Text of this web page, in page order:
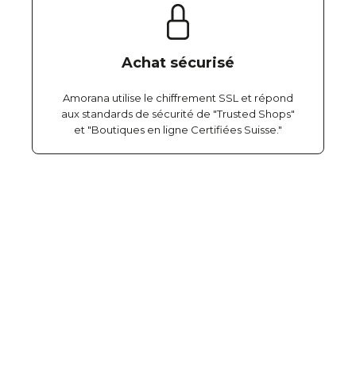
Achat sécurisé
Amorana utilise le chiffrement SSL et répond
aux standards de sécurité de "Trusted Shops"
et "Boutiques en ligne Certifiées Suisse."